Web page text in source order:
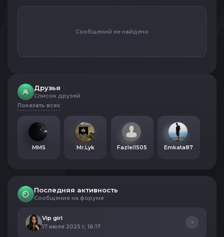
Сообщений не найдено
Друзья
Список друзей
Показать всех
MMS Mr.Lyk Fazlei1505 Emkata87
Последняя активность
Сообщения на форуме
Vip girl
17 июля 2025 г, 16:17